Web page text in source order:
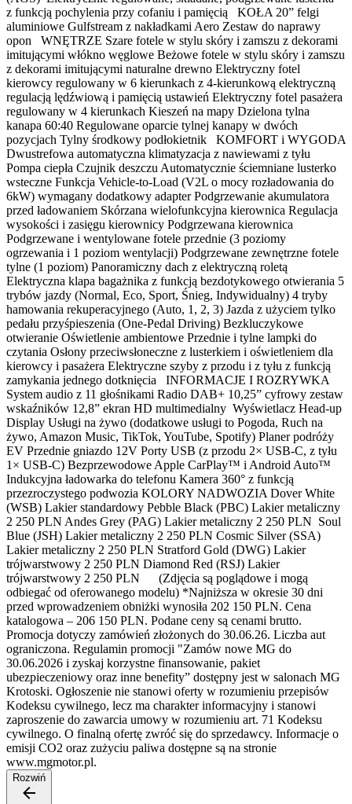
z funkcją pochylenia przy cofaniu i pamięcią KOŁA 20” felgi
aluminiowe Gulfstream z nakładkami Aero Zestaw do naprawy
opon WNĘTRZE Szare fotele w stylu skóry i zamszu z dekorami
imitującymi włókno węglowe Beżowe fotele w stylu skóry i zamszu
z dekorami imitującymi naturalne drewno Elektryczny fotel
kierowcy regulowany w 6 kierunkach z 4-kierunkową elektryczną
regulacją lędźwiową i pamięcią ustawień Elektryczny fotel pasażera
regulowany w 4 kierunkach Kieszeń na mapy Dzielona tylna
kanapa 60:40 Regulowane oparcie tylnej kanapy w dwóch
pozycjach Tylny środkowy podłokietnik KOMFORT i WYGODA
Dwustrefowa automatyczna klimatyzacja z nawiewami z tyłu
Pompa ciepła Czujnik deszczu Automatycznie ściemniane lusterko
wsteczne Funkcja Vehicle-to-Load (V2L o mocy rozładowania do
6kW) wymagany dodatkowy adapter Podgrzewanie akumulatora
przed ładowaniem Skórzana wielofunkcyjna kierownica Regulacja
wysokości i zasięgu kierownicy Podgrzewana kierownica
Podgrzewane i wentylowane fotele przednie (3 poziomy
ogrzewania i 1 poziom wentylacji) Podgrzewane zewnętrzne fotele
tylne (1 poziom) Panoramiczny dach z elektryczną roletą
Elektryczna klapa bagażnika z funkcją bezdotykowego otwierania 5
trybów jazdy (Normal, Eco, Sport, Śnieg, Indywidualny) 4 tryby
hamowania rekuperacyjnego (Auto, 1, 2, 3) Jazda z użyciem tylko
pedału przyśpieszenia (One-Pedal Driving) Bezkluczykowe
otwieranie Oświetlenie ambientowe Przednie i tylne lampki do
czytania Osłony przeciwsłoneczne z lusterkiem i oświetleniem dla
kierowcy i pasażera Elektryczne szyby z przodu i z tyłu z funkcją
zamykania jednego dotknięcia INFORMACJE I ROZRYWKA
System audio z 11 głośnikami Radio DAB+ 10,25” cyfrowy zestaw
wskaźników 12,8” ekran HD multimedialny Wyświetlacz Head-up
Display Usługi na żywo (dodatkowe usługi to Pogoda, Ruch na
żywo, Amazon Music, TikTok, YouTube, Spotify) Planer podróży
EV Przednie gniazdo 12V Porty USB (z przodu 2× USB-C, z tyłu
1× USB-C) Bezprzewodowe Apple CarPlay™ i Android Auto™
Indukcyjna ładowarka do telefonu Kamera 360° z funkcją
przezroczystego podwozia KOLORY NADWOZIA Dover White
(WSB) Lakier standardowy Pebble Black (PBC) Lakier metaliczny
2 250 PLN Andes Grey (PAG) Lakier metaliczny 2 250 PLN Soul
Blue (JSH) Lakier metaliczny 2 250 PLN Cosmic Silver (SSA)
Lakier metaliczny 2 250 PLN Stratford Gold (DWG) Lakier
trójwarstwowy 2 250 PLN Diamond Red (RSJ) Lakier
trójwarstwowy 2 250 PLN (Zdjęcia są poglądowe i mogą
odbiegać od oferowanego modelu) *Najniższa w okresie 30 dni
przed wprowadzeniem obniżki wynosiła 202 150 PLN. Cena
katalogowa – 206 150 PLN. Podane ceny są cenami brutto.
Promocja dotyczy zamówień złożonych do 30.06.26. Liczba aut
ograniczona. Regulamin promocji "Zamów nowe MG do
30.06.2026 i zyskaj korzystne finansowanie, pakiet
ubezpieczeniowy oraz inne benefity” dostępny jest w salonach MG
Krotoski. Ogłoszenie nie stanowi oferty w rozumieniu przepisów
Kodeksu cywilnego, lecz ma charakter informacyjny i stanowi
zaproszenie do zawarcia umowy w rozumieniu art. 71 Kodeksu
cywilnego. O finalną ofertę zwróć się do sprzedawcy. Informacje o
emisji CO2 oraz zużyciu paliwa dostępne są na stronie
www.mgmotor.pl.
Rozwiń